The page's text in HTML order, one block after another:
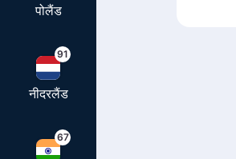
पोलैंड
91
नीदरलैंड
67